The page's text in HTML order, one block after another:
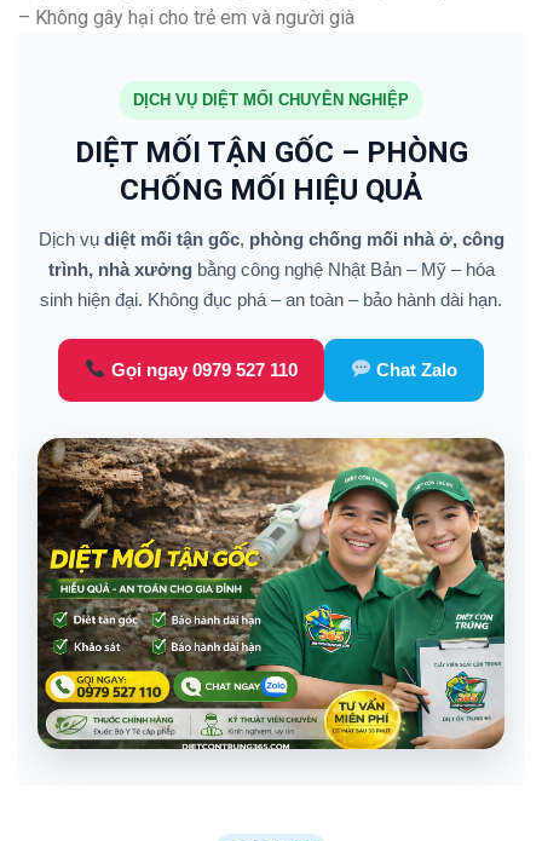
– Không gây hại cho trẻ em và người già
DỊCH VỤ DIỆT MỐI CHUYÊN NGHIỆP
DIỆT MỐI TẬN GỐC – PHÒNG
CHỐNG MỐI HIỆU QUẢ
Dịch vụ diệt mối tận gốc, phòng chống mối nhà ở, công
trình, nhà xưởngbằng công nghệ Nhật Bản – Mỹ – hóa
sinh hiện đại. Không đục phá – an toàn – bảo hành dài hạn.
Gọi ngay 0979 527 110 Chat Zalo